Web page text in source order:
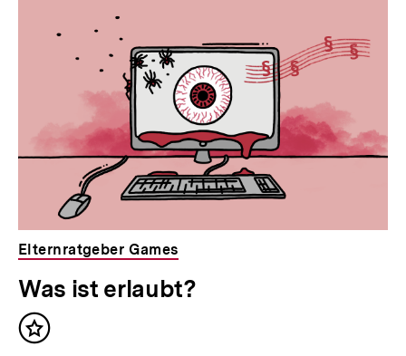
Elternratgeber Games
Was ist erlaubt?
Inhalt